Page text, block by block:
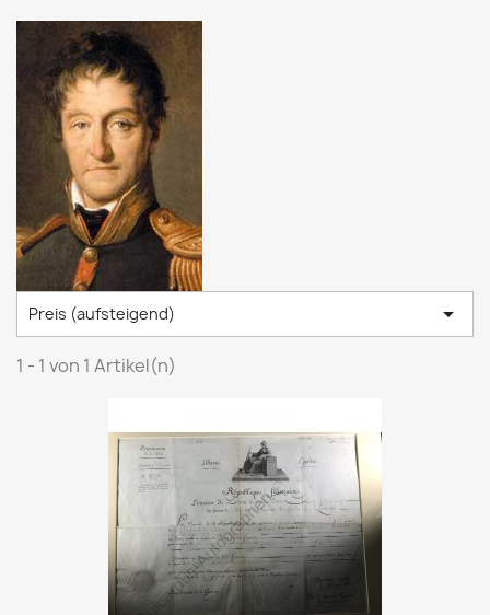
Preis (aufsteigend) 
1 - 1 von 1 Artikel(n)